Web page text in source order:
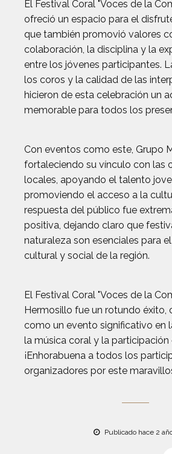
El Festival Coral "Voces de la
ofreció un espacio para el
que también promovió valores
colaboración, la disciplina y la
entre los jóvenes participantes.
los coros y la calidad de las
hicieron de esta celebración un
memorable para todos los
Con eventos como este, Grupo
fortaleciendo su vínculo con las
locales, apoyando el talento
promoviendo el acceso a la
respuesta del público fue
positiva, dejando claro que
naturaleza son esenciales para
cultural y social de la región.
El Festival Coral "Voces de la
Hermosillo fue un rotundo éxito,
como un evento significativo en
la música coral y la participación
¡Enhorabuena a todos los
organizadores por este
Publicado hace 2